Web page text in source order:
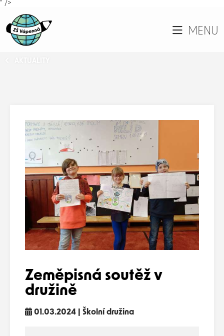
" />
MENU
Zeměpisná soutěž v
družině
01.03.2024 | Školní družina